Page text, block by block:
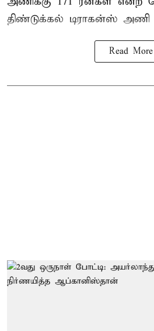
திண்டுக்கல் டிராகன்ஸ் அணி
Read More